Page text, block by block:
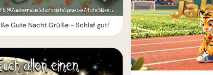
Gute Nacht Grüße - Schlaf gut!